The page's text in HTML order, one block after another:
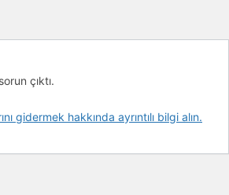
çıktı.
gidermek hakkında ayrıntılı bilgi alın.